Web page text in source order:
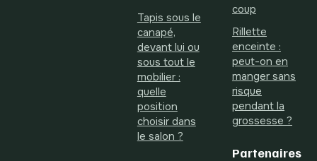
Tapis sous le
canapé,
devant lui ou
sous tout le
mobilier :
quelle
position
choisir dans
le salon ?
coup
Rillette
enceinte :
peut-on en
manger sans
risque
pendant la
grossesse ?
Partenaires